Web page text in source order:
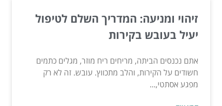
זיהוי ומניעה: המדריך השלם לטיפול
יעיל בעובש בקירות
אתם נכנסים הביתה, מריחים ריח מוזר, מגלים כתמים
חשודים על הקירות, והלב מתכווץ. עובש. זה לא רק
מפגע אסתטי,...